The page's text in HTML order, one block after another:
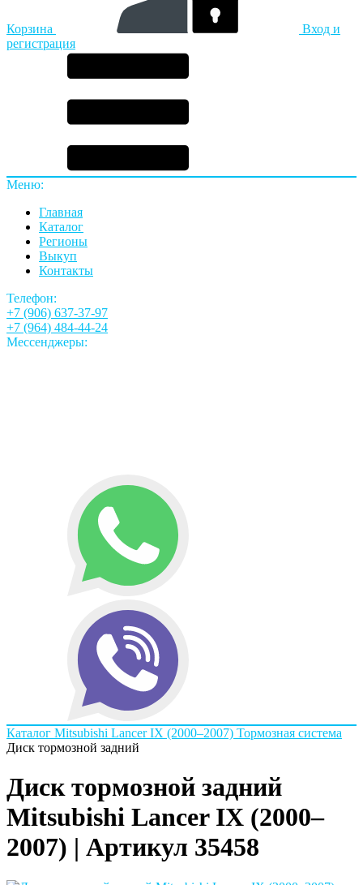
Корзина
Вход и
регистрация
Меню:
Главная
Каталог
Регионы
Выкуп
Контакты
Телефон:
+7 (906) 637-37-97
+7 (964) 484-44-24
Мессенджеры:
Каталог Mitsubishi Lancer IX (2000–2007) Тормозная система
Диск тормозной задний
Диск тормозной задний
Mitsubishi Lancer IX (2000–
2007) | Артикул 35458